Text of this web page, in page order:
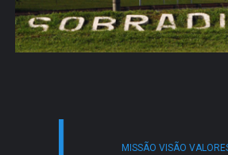
MISSÃO VISÃO